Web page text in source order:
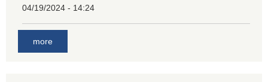
04/19/2024 - 14:24
more